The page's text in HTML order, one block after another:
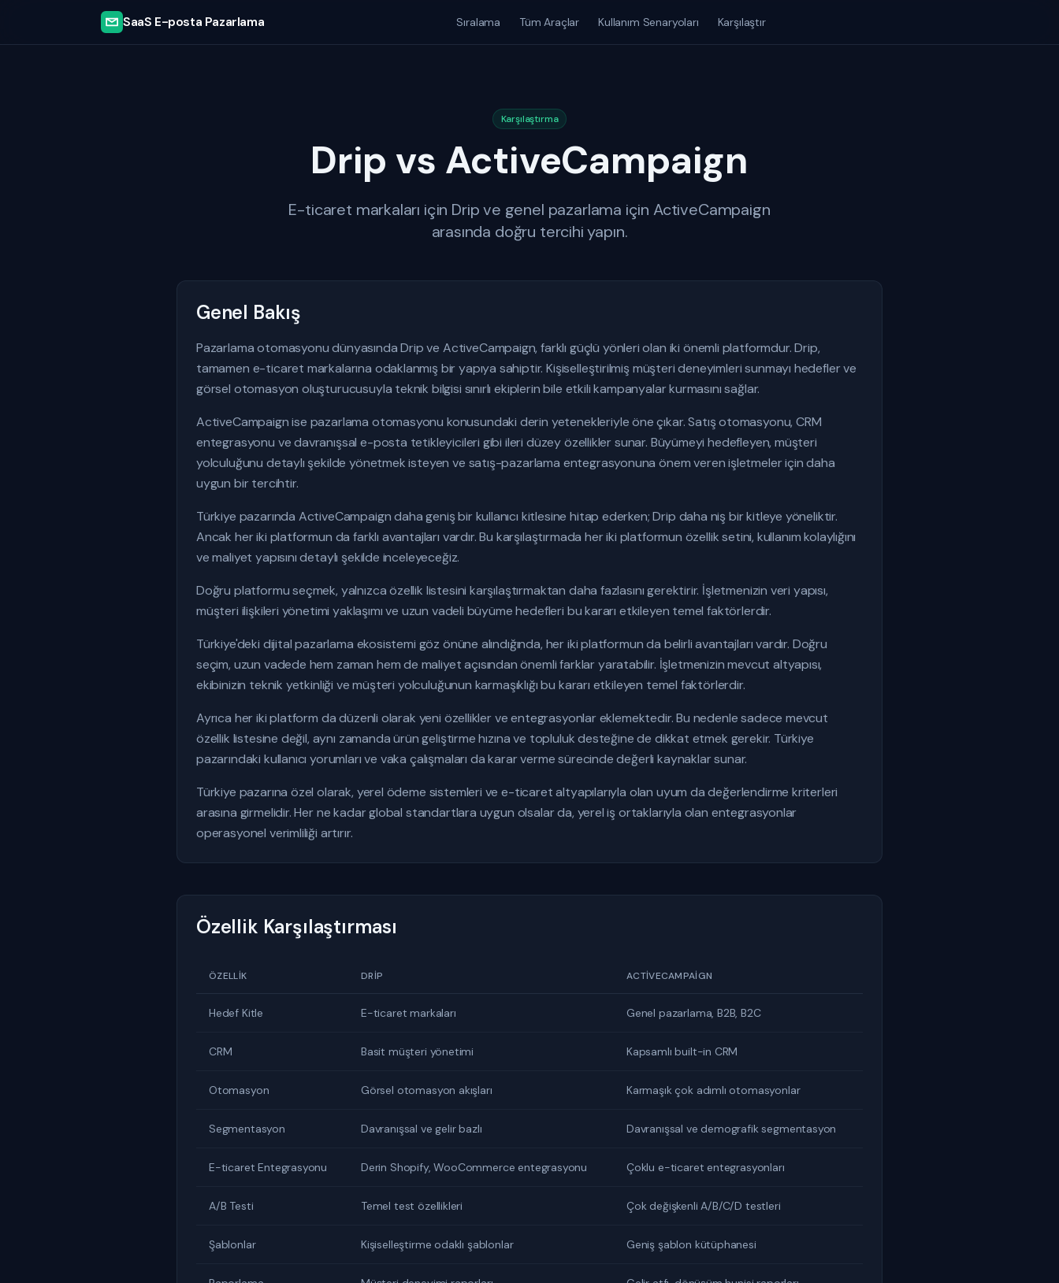
SaaS E-posta Pazarlama Sıralama Tüm Araçlar Kullanım Senaryoları Karşılaştır
Karşılaştırma
Drip vs ActiveCampaign
E-ticaret markaları için Drip ve genel pazarlama için ActiveCampaign
arasında doğru tercihi yapın.
Genel Bakış
Pazarlama otomasyonu dünyasında Drip ve ActiveCampaign, farklı güçlü yönleri olan iki önemli platformdur. Drip,
tamamen e-ticaret markalarına odaklanmış bir yapıya sahiptir. Kişiselleştirilmiş müşteri deneyimleri sunmayı hedefler ve
görsel otomasyon oluşturucusuyla teknik bilgisi sınırlı ekiplerin bile etkili kampanyalar kurmasını sağlar.
ActiveCampaign ise pazarlama otomasyonu konusundaki derin yetenekleriyle öne çıkar. Satış otomasyonu, CRM
entegrasyonu ve davranışsal e-posta tetikleyicileri gibi ileri düzey özellikler sunar. Büyümeyi hedefleyen, müşteri
yolculuğunu detaylı şekilde yönetmek isteyen ve satış-pazarlama entegrasyonuna önem veren işletmeler için daha
uygun bir tercihtir.
Türkiye pazarında ActiveCampaign daha geniş bir kullanıcı kitlesine hitap ederken; Drip daha niş bir kitleye yöneliktir.
Ancak her iki platformun da farklı avantajları vardır. Bu karşılaştırmada her iki platformun özellik setini, kullanım kolaylığını
ve maliyet yapısını detaylı şekilde inceleyeceğiz.
Doğru platformu seçmek, yalnızca özellik listesini karşılaştırmaktan daha fazlasını gerektirir. İşletmenizin veri yapısı,
müşteri ilişkileri yönetimi yaklaşımı ve uzun vadeli büyüme hedefleri bu kararı etkileyen temel faktörlerdir.
Türkiye'deki dijital pazarlama ekosistemi göz önüne alındığında, her iki platformun da belirli avantajları vardır. Doğru
seçim, uzun vadede hem zaman hem de maliyet açısından önemli farklar yaratabilir. İşletmenizin mevcut altyapısı,
ekibinizin teknik yetkinliği ve müşteri yolculuğunun karmaşıklığı bu kararı etkileyen temel faktörlerdir.
Ayrıca her iki platform da düzenli olarak yeni özellikler ve entegrasyonlar eklemektedir. Bu nedenle sadece mevcut
özellik listesine değil, aynı zamanda ürün geliştirme hızına ve topluluk desteğine de dikkat etmek gerekir. Türkiye
pazarındaki kullanıcı yorumları ve vaka çalışmaları da karar verme sürecinde değerli kaynaklar sunar.
Türkiye pazarına özel olarak, yerel ödeme sistemleri ve e-ticaret altyapılarıyla olan uyum da değerlendirme kriterleri
arasına girmelidir. Her ne kadar global standartlara uygun olsalar da, yerel iş ortaklarıyla olan entegrasyonlar
operasyonel verimliliği artırır.
Özellik Karşılaştırması
ÖZELLIK DRIP ACTIVECAMPAIGN
Hedef Kitle E-ticaret markaları Genel pazarlama, B2B, B2C
CRM Basit müşteri yönetimi Kapsamlı built-in CRM
Otomasyon Görsel otomasyon akışları Karmaşık çok adımlı otomasyonlar
Segmentasyon Davranışsal ve gelir bazlı Davranışsal ve demografik segmentasyon
E-ticaret Entegrasyonu Derin Shopify, WooCommerce entegrasyonu Çoklu e-ticaret entegrasyonları
A/B Testi Temel test özellikleri Çok değişkenli A/B/C/D testleri
Şablonlar Kişiselleştirme odaklı şablonlar Geniş şablon kütüphanesi